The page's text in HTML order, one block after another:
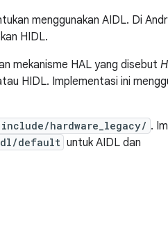
menggunakan AIDL. Di
HIDL.
mekanisme HAL yang disebut
HIDL. Implementasi ini
hardware_legacy/ .
default untuk AIDL dan